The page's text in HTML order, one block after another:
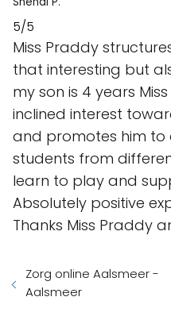
5/5
Miss Praddy
that interesting but
my son is 4 years
inclined interest
and promotes him to
students from
learn to play and
Absolutely positive
Thanks Miss Praddy
Zorg online Aalsmeer -
Aalsmeer